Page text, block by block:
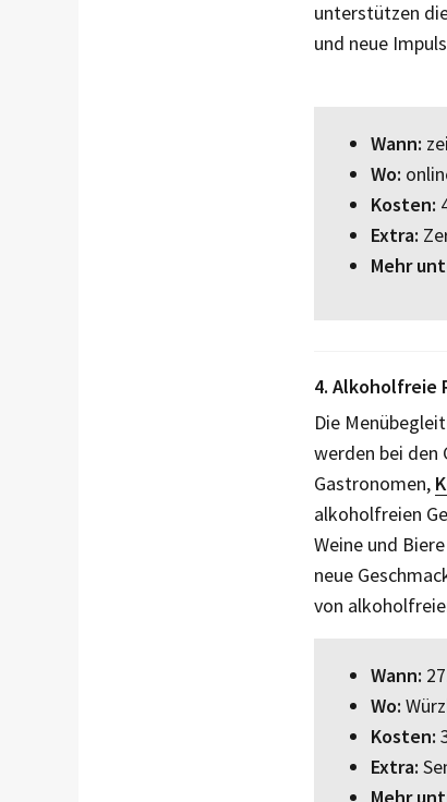
unterstützen
und neue
Wann:
Wo:
Kosten:
Extra:
Mehr
4. Alkoholfreie
Die
werden bei den
Gastronomen,
alkoholfreien
Weine und
neue
von
Wann:
Wo:
Kosten:
Extra:
Mehr